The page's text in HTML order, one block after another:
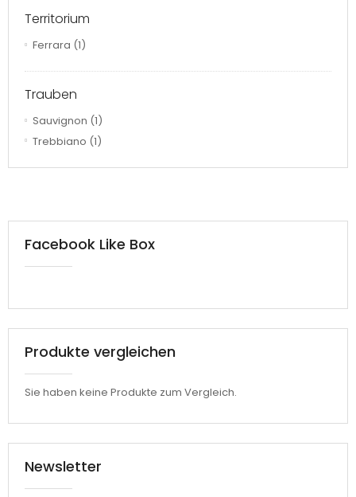
Territorium
Ferrara (1)
Trauben
Sauvignon (1)
Trebbiano (1)
Facebook Like Box
Produkte vergleichen
Sie haben keine Produkte zum Vergleich.
Newsletter